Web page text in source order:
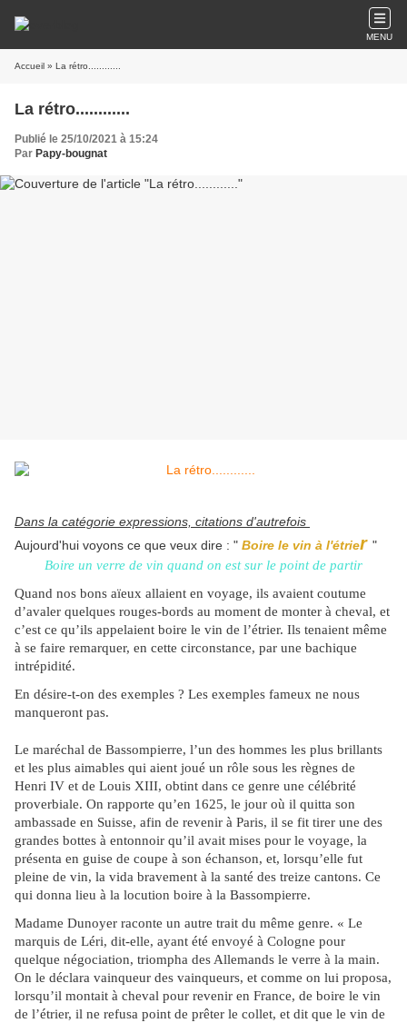
MENU
Accueil » La rétro............
La rétro............
Publié le 25/10/2021 à 15:24
Par Papy-bougnat
Dans la catégorie expressions, citations d'autrefois
Aujourd'hui voyons ce que veux dire : " Boire le vin à l'étrier "
Boire un verre de vin quand on est sur le point de partir
Quand nos bons aïeux allaient en voyage, ils avaient coutume
d’avaler quelques rouges-bords au moment de monter à cheval, et
c’est ce qu’ils appelaient boire le vin de l’étrier. Ils tenaient même
à se faire remarquer, en cette circonstance, par une bachique
intrépidité.
En désire-t-on des exemples ? Les exemples fameux ne nous
manqueront pas.
Le maréchal de Bassompierre, l’un des hommes les plus brillants
et les plus aimables qui aient joué un rôle sous les règnes de
Henri IV et de Louis XIII, obtint dans ce genre une célébrité
proverbiale. On rapporte qu’en 1625, le jour où il quitta son
ambassade en Suisse, afin de revenir à Paris, il se fit tirer une des
grandes bottes à entonnoir qu’il avait mises pour le voyage, la
présenta en guise de coupe à son échanson, et, lorsqu’elle fut
pleine de vin, la vida bravement à la santé des treize cantons. Ce
qui donna lieu à la locution boire à la Bassompierre.
Madame Dunoyer raconte un autre trait du même genre. « Le
marquis de Léri, dit-elle, ayant été envoyé à Cologne pour
quelque négociation, triompha des Allemands le verre à la main.
On le déclara vainqueur des vainqueurs, et comme on lui proposa,
lorsqu’il montait à cheval pour revenir en France, de boire le vin
de l’étrier, il ne refusa point de prêter le collet, et dit que le vin de